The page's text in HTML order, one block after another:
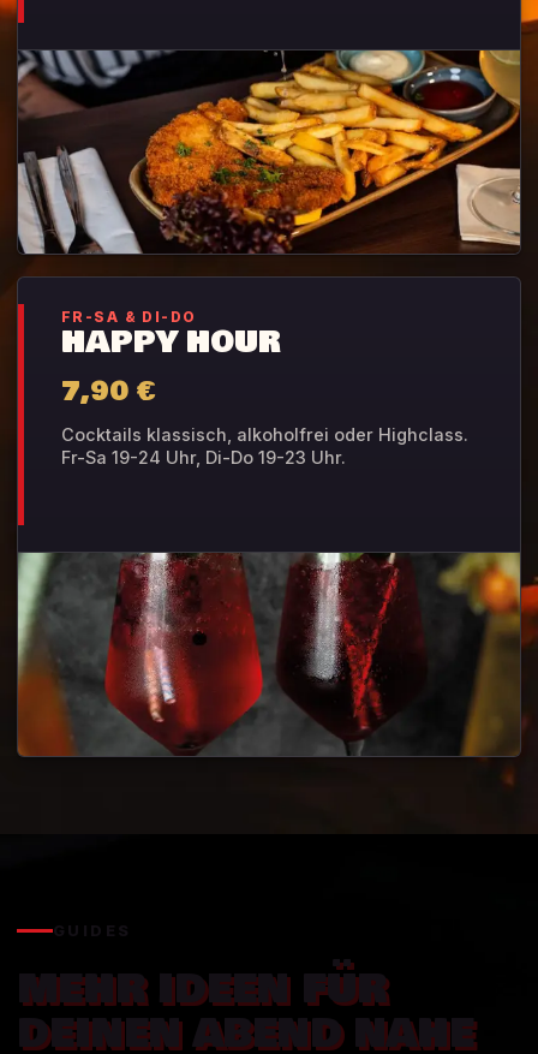
FR-SA & DI-DO
HAPPY HOUR
7,90 €
Cocktails klassisch, alkoholfrei oder Highclass.
Fr-Sa 19-24 Uhr, Di-Do 19-23 Uhr.
MEHR IDEEN FÜR
DEINEN ABEND NAHE